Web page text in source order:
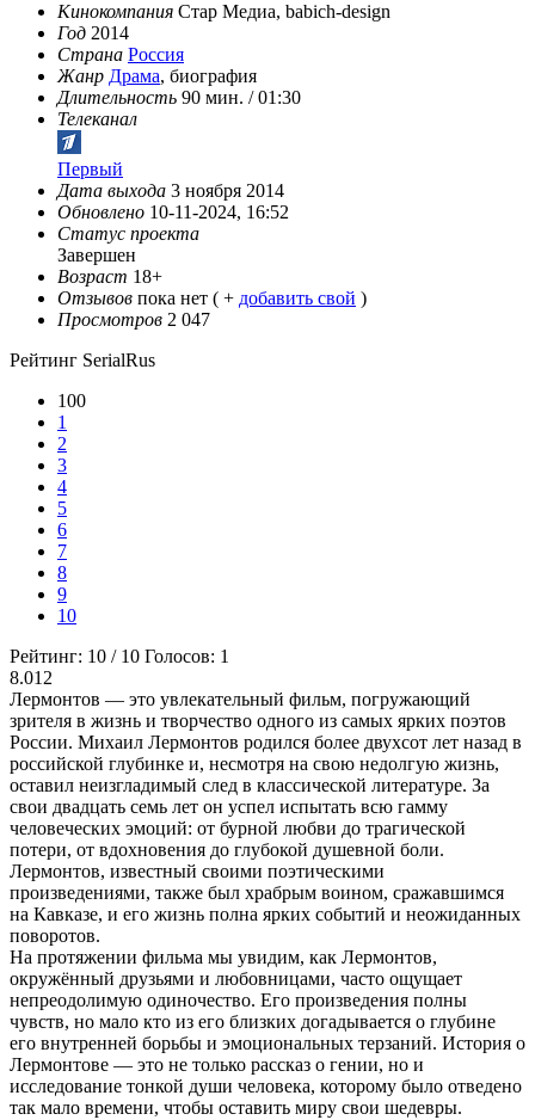
Кинокомпания Стар Медиа, babich-design
Год 2014
Страна Россия
Жанр Драма, биография
Длительность 90 мин. / 01:30
Телеканал
Первый
Дата выхода 3 ноября 2014
Обновлено 10-11-2024, 16:52
Статус проекта
Завершен
Возраст 18+
Отзывов пока нет ( + добавить свой )
Просмотров 2 047
Рейтинг SerialRus
100
1
2
3
4
5
6
7
8
9
10
Рейтинг: 10 / 10 Голосов: 1
8.012
Лермонтов — это увлекательный фильм, погружающий
зрителя в жизнь и творчество одного из самых ярких поэтов
России. Михаил Лермонтов родился более двухсот лет назад в
российской глубинке и, несмотря на свою недолгую жизнь,
оставил неизгладимый след в классической литературе. За
свои двадцать семь лет он успел испытать всю гамму
человеческих эмоций: от бурной любви до трагической
потери, от вдохновения до глубокой душевной боли.
Лермонтов, известный своими поэтическими
произведениями, также был храбрым воином, сражавшимся
на Кавказе, и его жизнь полна ярких событий и неожиданных
поворотов.
На протяжении фильма мы увидим, как Лермонтов,
окружённый друзьями и любовницами, часто ощущает
непреодолимую одиночество. Его произведения полны
чувств, но мало кто из его близких догадывается о глубине
его внутренней борьбы и эмоциональных терзаний. История о
Лермонтове — это не только рассказ о гении, но и
исследование тонкой души человека, которому было отведено
так мало времени, чтобы оставить миру свои шедевры.